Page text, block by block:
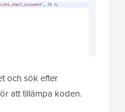
och sök efter
att tillämpa koden.